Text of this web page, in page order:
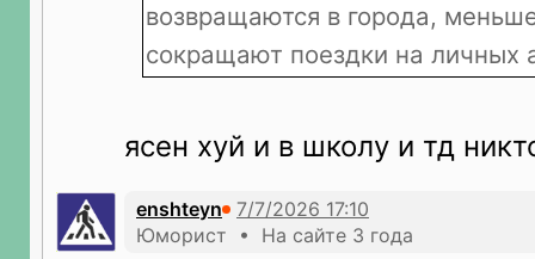
возвращаются в города,
сокращают поездки на личных
ясен хуй и в школу и тд
enshteyn
Юморист • На сайте 3 года